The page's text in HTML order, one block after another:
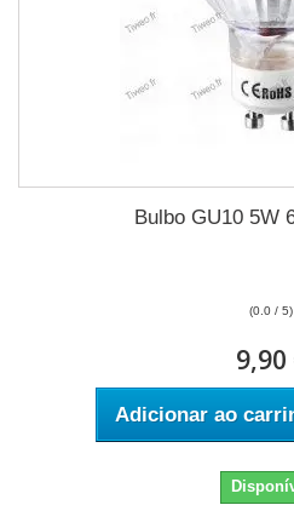
Bulbo GU10 5W
(0.0 / 5)
9,90
Adicionar ao